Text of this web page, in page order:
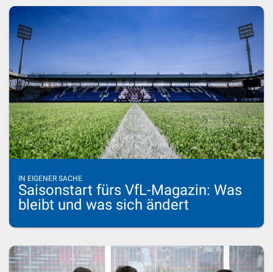
IN EIGENER SACHE
Saisonstart fürs VfL-Magazin: Was
bleibt und was sich ändert